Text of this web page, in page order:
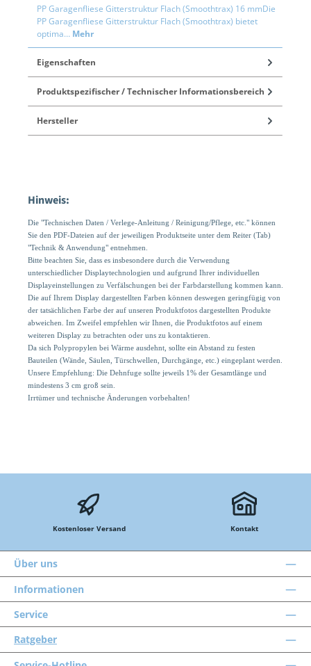
PP Garagenfliese Gitterstruktur Flach (Smoothtrax) 16 mmDie
PP Garagenfliese Gitterstruktur Flach (Smoothtrax) bietet
optima… Mehr
Eigenschaften
Produktspezifischer / Technischer Informationsbereich
Hersteller
Hinweis:
Die "Technischen Daten / Verlege-Anleitung / Reinigung/Pflege, etc." können
Sie den PDF-Dateien auf der jeweiligen Produktseite unter dem Reiter (Tab)
"Technik & Anwendung" entnehmen.
Bitte beachten Sie, dass es insbesondere durch die Verwendung
unterschiedlicher Displaytechnologien und aufgrund Ihrer individuellen
Displayeinstellungen zu Verfälschungen bei der Farbdarstellung kommen kann.
Die auf Ihrem Display dargestellten Farben können deswegen geringfügig von
der tatsächlichen Farbe der auf unseren Produktfotos dargestellten Produkte
abweichen. Im Zweifel empfehlen wir Ihnen, die Produktfotos auf einem
weiteren Display zu betrachten oder uns zu kontaktieren.
Da sich Polypropylen bei Wärme ausdehnt, sollte ein Abstand zu festen
Bauteilen (Wände, Säulen, Türschwellen, Durchgänge, etc.) eingeplant werden.
Unsere Empfehlung: Die Dehnfuge sollte jeweils 1% der Gesamtlänge und
mindestens 3 cm groß sein.
Irrtümer und technische Änderungen vorbehalten!
Kostenloser Versand Kontakt
Über uns
Informationen
Service
Ratgeber